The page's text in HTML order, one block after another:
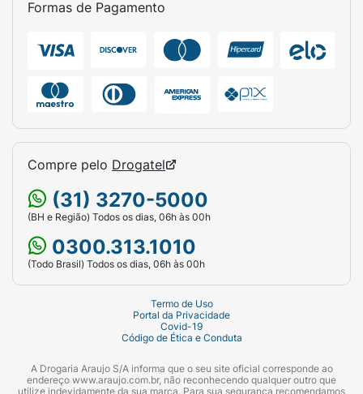
Formas de Pagamento
Compre pelo Drogatel
(31) 3270-5000
(BH e Região) Todos os dias, 06h às 00h
0300.313.1010
(Todo Brasil) Todos os dias, 06h às 00h
Termo de Uso
Portal da Privacidade
Covid-19
Código de Ética e Conduta
A Drogaria Araujo S/A informa que o seu site oficial corresponde ao
endereço www.araujo.com.br, não reconhecendo qualquer outro que
utilize indevidamente da sua marca. Para sua segurança recomendamos